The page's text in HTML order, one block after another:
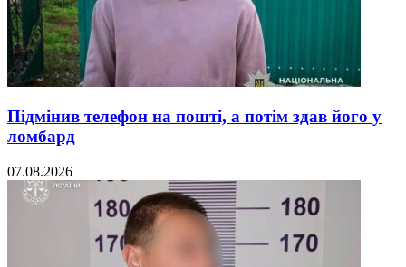
Підмінив телефон на пошті, а потім здав його у
ломбард
07.08.2026